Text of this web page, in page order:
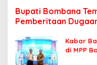
Bupati Bombana
Pemberitaan
Kabar
di MPP